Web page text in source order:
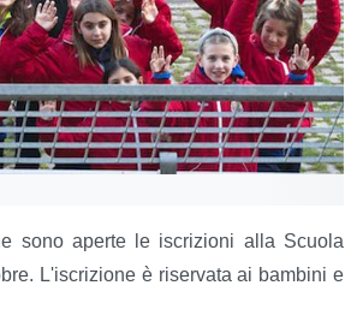
sono aperte le iscrizioni alla Scuola
L'iscrizione è riservata ai bambini e